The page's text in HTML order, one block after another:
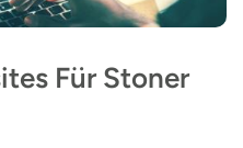
Für Stoner